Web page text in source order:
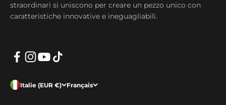
straordinari si uniscono per creare un pezzo unico con
caratteristiche innovative e ineguagliabili.
Italie (EUR €) Français